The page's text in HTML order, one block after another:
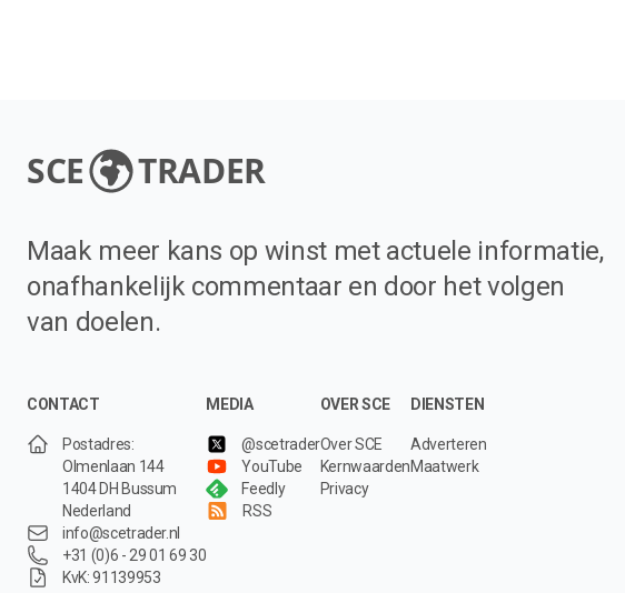
SCE TRADER
Maak meer kans op winst met actuele informatie,
onafhankelijk commentaar en door het volgen
van doelen.
CONTACT
Postadres:
Olmenlaan 144
1404 DH Bussum
Nederland
info@scetrader.nl
+31 (0)6 - 29 01 69 30
KvK: 91139953
MEDIA
@scetrader
YouTube
Feedly
RSS
OVER SCE
Over SCE
Kernwaarden
Privacy
DIENSTEN
Adverteren
Maatwerk